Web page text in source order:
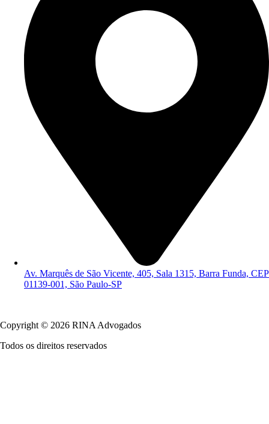
Av. Marquês de São Vicente, 405, Sala 1315, Barra Funda, CEP
01139-001, São Paulo-SP
Copyright © 2026 RINA Advogados
Todos os direitos reservados